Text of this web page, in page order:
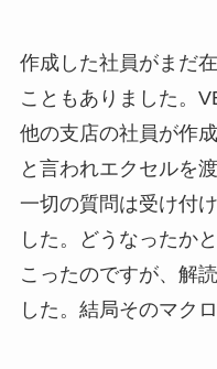
作成した社員がまだ
こともありました。
他の支店の社員が作
と言われエクセルを
一切の質問は受け付
した。どうなったか
こったのですが、解
した。結局そのマク